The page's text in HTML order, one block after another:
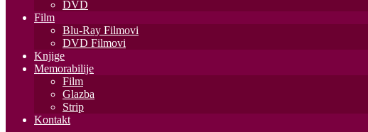
DVD
Film
Blu-Ray Filmovi
DVD Filmovi
Knjige
Memorabilije
Film
Glazba
Strip
Kontakt